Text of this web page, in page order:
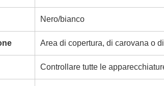
Nero/bianco
Area di copertura, di carovana o
Controllare tutte le